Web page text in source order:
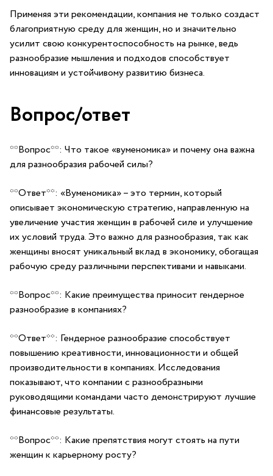
Применяя​ эти рекомендации, компания не только создаст
благоприятную среду‍ для женщин, но и значительно
усилит свою конкурентоспособность на рынке, ведь
разнообразие ‌мышления и подходов ‌способствует
инновациям и устойчивому развитию бизнеса.
Вопрос/ответ
**Вопрос**: Что ‌такое «вуменомика» и почему ⁣она⁤ важна
‌для разнообразия ‍рабочей силы?
**Ответ**: «Вуменомика» – это термин, который
описывает экономическую стратегию, ⁤направленную ‌на⁤
увеличение участия ⁤женщин в ‍рабочей⁢ силе​ и улучшение
их‌ условий ​труда. ‍Это важно для ‍разнообразия, так как
‌женщины вносят уникальный вклад в экономику, обогащая
рабочую среду различными ‌перспективами и ⁣навыками.
**Вопрос**: Какие преимущества приносит гендерное
разнообразие⁤ в компаниях?
**Ответ**: Гендерное разнообразие способствует
повышению креативности, инновационности⁣ и ‌общей
производительности в⁢ компаниях.‍ Исследования
показывают, что ⁣компании с ‌разнообразными ​
руководящими ⁢командами часто демонстрируют лучшие
финансовые результаты.
**Вопрос**: Какие препятствия могут стоять на пути
женщин к карьерному росту?